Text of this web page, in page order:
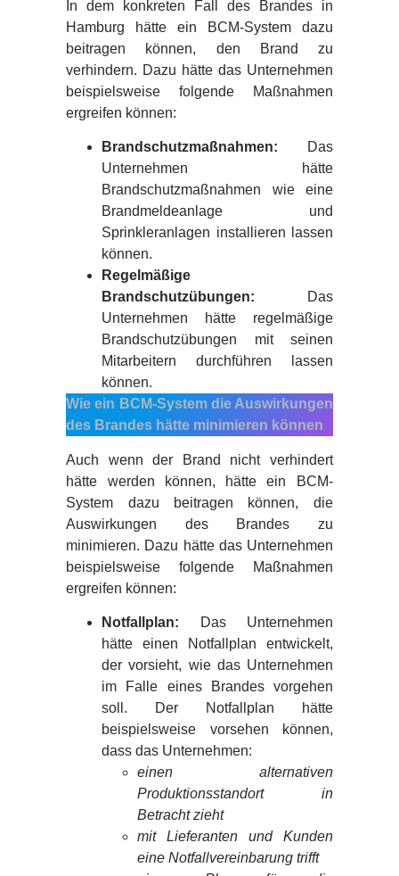
In dem konkreten Fall des Brandes in
Hamburg hätte ein BCM-System dazu
beitragen können, den Brand zu
verhindern. Dazu hätte das Unternehmen
beispielsweise folgende Maßnahmen
ergreifen können:
Brandschutzmaßnahmen: Das
Unternehmen hätte
Brandschutzmaßnahmen wie eine
Brandmeldeanlage und
Sprinkleranlagen installieren lassen
können.
Regelmäßige
Brandschutzübungen: Das
Unternehmen hätte regelmäßige
Brandschutzübungen mit seinen
Mitarbeitern durchführen lassen
können.
Wie ein BCM-System die Auswirkungen
des Brandes hätte minimieren können
Auch wenn der Brand nicht verhindert
hätte werden können, hätte ein BCM-
System dazu beitragen können, die
Auswirkungen des Brandes zu
minimieren. Dazu hätte das Unternehmen
beispielsweise folgende Maßnahmen
ergreifen können:
Notfallplan: Das Unternehmen
hätte einen Notfallplan entwickelt,
der vorsieht, wie das Unternehmen
im Falle eines Brandes vorgehen
soll. Der Notfallplan hätte
beispielsweise vorsehen können,
dass das Unternehmen:
einen alternativen
Produktionsstandort in
Betracht zieht
mit Lieferanten und Kunden
eine Notfallvereinbarung trifft